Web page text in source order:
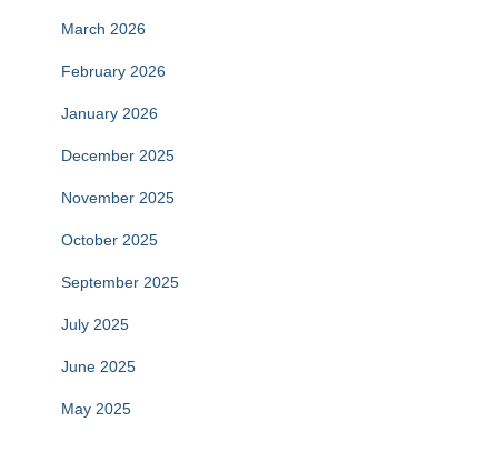
March 2026
February 2026
January 2026
December 2025
November 2025
October 2025
September 2025
July 2025
June 2025
May 2025